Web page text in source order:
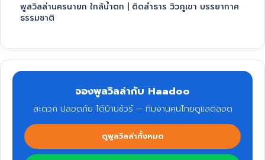
พูลวิลล่านครนายก ใกล้น้ำตก | ติดลำธาร วิวภูเขา บรรยากาศ
ธรรมชาติ
จองพูลวิลล่ากับ Haadoo
สะดวก ปลอดภัย ได้บ้านชัวร์ — ทีมงานคนไทยดูแลตลอด
ดูพูลวิลล่าทั้งหมด